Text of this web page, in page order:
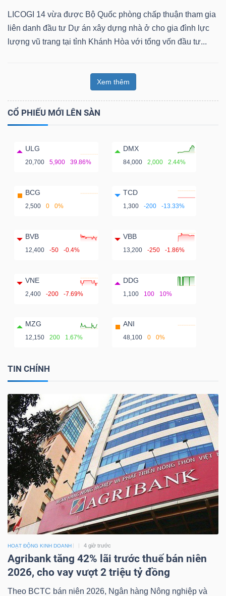
LICOGI 14 vừa được Bộ Quốc phòng chấp thuận tham gia
liên danh đầu tư Dự án xây dựng nhà ở cho gia đình lực
lượng vũ trang tại tỉnh Khánh Hòa với tổng vốn đầu tư...
Xem thêm
CỔ PHIẾU MỚI LÊN SÀN
ULG
20,700 5,900 39.86%
DMX
84,000 2,000 2.44%
BCG
2,500 0 0%
TCD
1,300 -200 -13.33%
BVB
12,400 -50 -0.4%
VBB
13,200 -250 -1.86%
VNE
2,400 -200 -7.69%
DDG
1,100 100 10%
MZG
12,150 200 1.67%
ANI
48,100 0 0%
TIN CHÍNH
HOẠT ĐỘNG KINH DOANH 4 giờ trước
Agribank tăng 42% lãi trước thuế bán niên
2026, cho vay vượt 2 triệu tỷ đồng
Theo BCTC bán niên 2026, Ngân hàng Nông nghiệp và